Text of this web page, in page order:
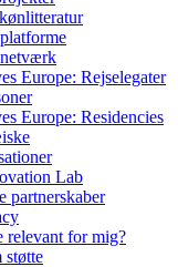
Europe: Rejselegater
Europe: Residencies
Lab
partnerskaber
relevant for mig?
støtte